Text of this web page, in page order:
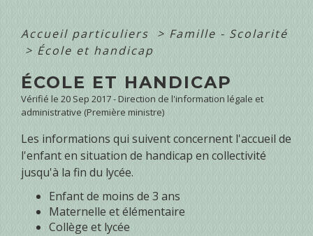
Accueil particuliers > Famille - Scolarité
> École et handicap
ÉCOLE ET HANDICAP
Vérifié le 20 Sep 2017 - Direction de l'information légale et
administrative (Première ministre)
Les informations qui suivent concernent l'accueil de
l'enfant en situation de handicap en collectivité
jusqu'à la fin du lycée.
Enfant de moins de 3 ans
Maternelle et élémentaire
Collège et lycée